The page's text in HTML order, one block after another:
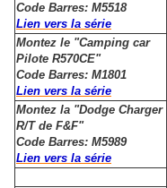
Code Barres: M5518
Lien vers la série
Montez le "Camping car
Pilote R570CE"
Code Barres: M1801
Lien vers la série
Montez la "Dodge Charger
R/T de F&F"
Code Barres: M5989
Lien vers la série